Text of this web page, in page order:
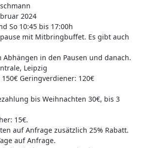
2024
So 10:45 bis 17:00h
mit Mitbringbuffet. Es gibt auch
in den Pausen und danach.
Leipzig
Geringverdiener: 120€
bis Weihnachten 30€, bis 3
15€.
auf Anfrage zusätzlich 25% Rabatt.
auf Anfrage.